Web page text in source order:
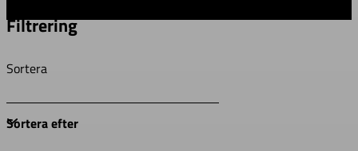
Filtrering
Sortera